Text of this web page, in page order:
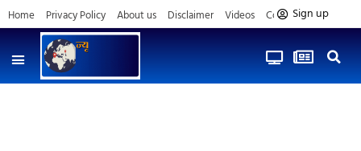
Home Privacy Policy About us Disclaimer Videos Contact us
Sign up